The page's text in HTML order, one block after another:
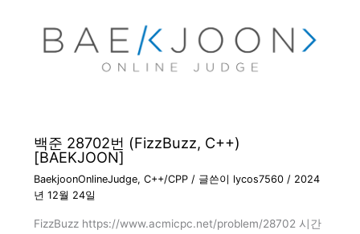
백준 28702번 (FizzBuzz, C++)
[BAEKJOON]
BaekjoonOnlineJudge, C++/CPP/ 글쓴이 lycos7560 / 2024
년 12월 24일
FizzBuzz https://www.acmicpc.net/problem/28702 시간